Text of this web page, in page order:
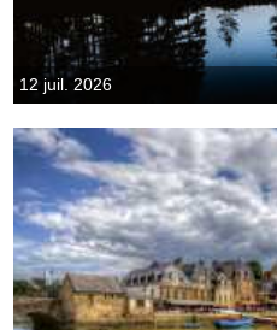
12 juil. 2026